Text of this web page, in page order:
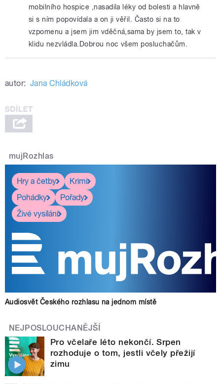
mobilního hospice ,nasadila léky od bolesti a hlavně
si s ním popovídala a on ji věřil. Často si na to
vzpomenu a jsem jim vděčná,sama by jsem to, tak v
klidu nezvládla.Dobrou noc všem posluchačům.
autor: Jana Chládková
mujRozhlas
Hry a četby
Krimi
Pohádky
Pořady
Živé vysílání
Audiosvět Českého rozhlasu na jednom místě
NEJPOSLOUCHANĚJŠÍ
Pro včelaře léto nekončí. Srpen
rozhoduje o tom, jestli včely přežijí
zimu